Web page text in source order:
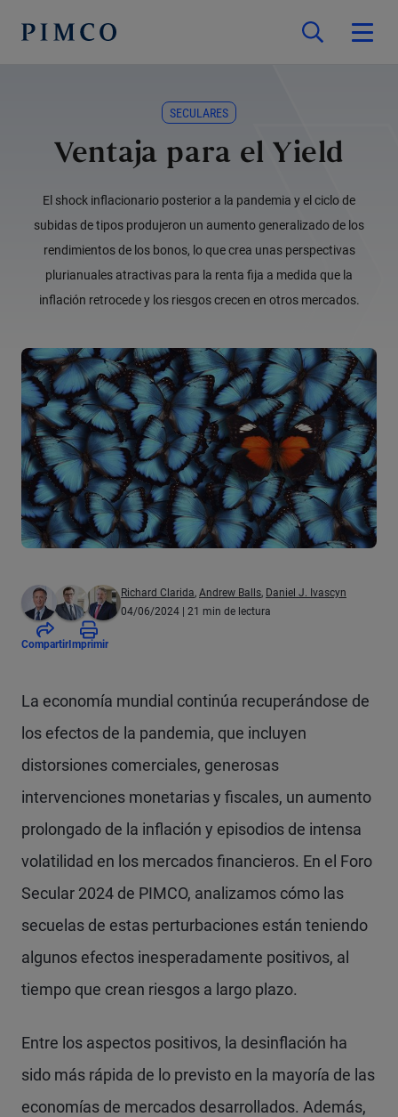
SECULARES
Ventaja para el Yield
El shock inflacionario posterior a la pandemia y el ciclo de
subidas de tipos produjeron un aumento generalizado de los
rendimientos de los bonos, lo que crea unas perspectivas
plurianuales atractivas para la renta fija a medida que la
inflación retrocede y los riesgos crecen en otros mercados.
Richard Clarida, Andrew Balls, Daniel J. Ivascyn
04/06/2024 | 21 min de lectura
Compartir Imprimir
La economía mundial continúa recuperándose de
los efectos de la pandemia, que incluyen
distorsiones comerciales, generosas
intervenciones monetarias y fiscales, un aumento
prolongado de la inflación y episodios de intensa
volatilidad en los mercados financieros. En el Foro
Secular 2024 de PIMCO, analizamos cómo las
secuelas de estas perturbaciones están teniendo
algunos efectos inesperadamente positivos, al
tiempo que crean riesgos a largo plazo.
Entre los aspectos positivos, la desinflación ha
sido más rápida de lo previsto en la mayoría de las
economías de mercados desarrollados. Además,